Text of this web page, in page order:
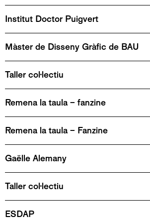
Institut Doctor Puigvert
Màster de Disseny Gràfic de BAU
Taller col·lectiu
Remena la taula – fanzine
Remena la taula – Fanzine
Gaëlle Alemany
Taller col·lectiu
ESDAP